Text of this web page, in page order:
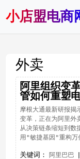
小店盟电商
外卖
阿里组织变
管如何重塑
摩根大通最新研报
变革，正在为阿里外
从决策链条缩短到数
用"敏捷基因"重构万
关键词： 阿里巴巴 |